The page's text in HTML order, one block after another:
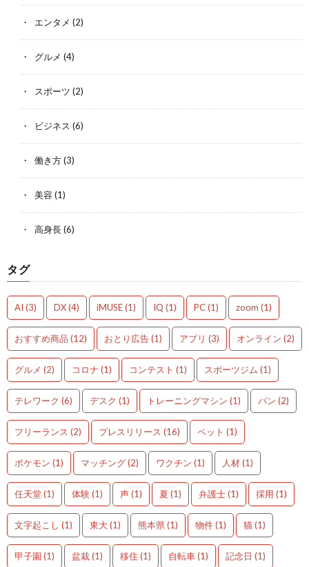
エンタメ (2)
グルメ (4)
スポーツ (2)
ビジネス (6)
働き方(3)
美容(1)
高身長(6)
タグ
AI (3) DX(4) iMUSE(1) IQ (1) PC(1) zoom (1)
おすすめ商品 (12) おとり広告(1) アプリ (3) オンライン (2)
グルメ (2) コロナ (1) コンテスト (1) スポーツジム (1)
テレワーク (6) デスク (1) トレーニングマシン (1) パン (2)
フリーランス (2) プレスリリース (16) ペット (1)
ポケモン (1) マッチング(2) ワクチン (1) 人材(1)
任天堂(1) 体験(1) 声(1) 夏 (1) 弁護士(1) 採用 (1)
文字起こし (1) 東大(1) 熊本県 (1) 物件(1) 猫(1)
甲子園 (1) 盆栽(1) 移住 (1) 自転車(1) 記念日 (1)